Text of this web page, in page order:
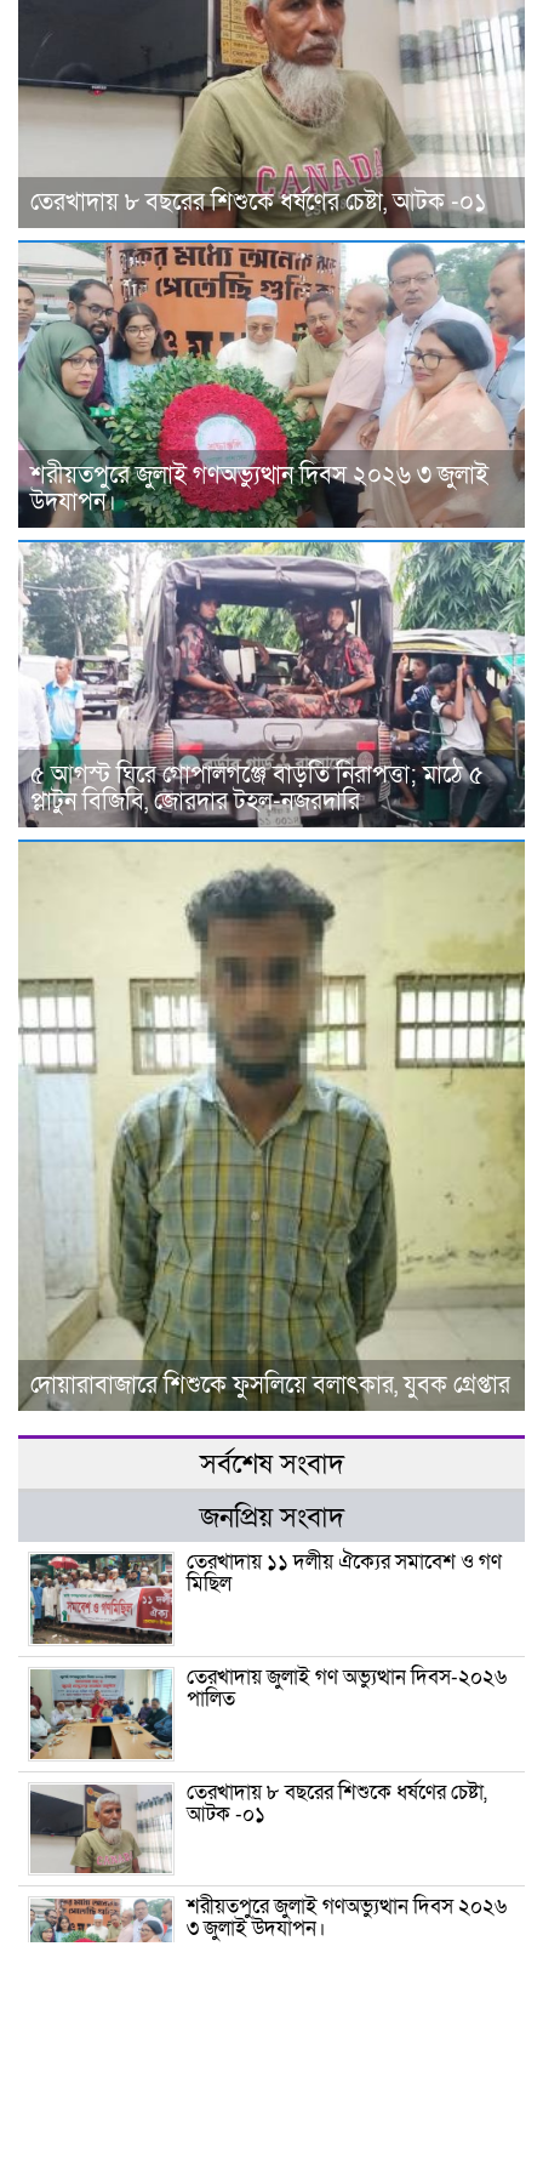
তেরখাদায় ৮ বছরের শিশুকে ধর্ষণের চেষ্টা, আটক -০১
শরীয়তপুরে জুলাই গণঅভ্যুত্থান দিবস ২০২৬ ৩ জুলাই
উদযাপন।
৫ আগস্ট ঘিরে গোপালগঞ্জে বাড়তি নিরাপত্তা; মাঠে ৫
প্লাটুন বিজিবি, জোরদার টহল-নজরদারি
দোয়ারাবাজারে শিশুকে ফুসলিয়ে বলাৎকার, যুবক গ্রেপ্তার
সর্বশেষ সংবাদ
জনপ্রিয় সংবাদ
তেরখাদায় ১১ দলীয় ঐক্যের সমাবেশ ও গণ
মিছিল
তেরখাদায় জুলাই গণ অভ্যুত্থান দিবস-২০২৬
পালিত
তেরখাদায় ৮ বছরের শিশুকে ধর্ষণের চেষ্টা,
আটক -০১
শরীয়তপুরে জুলাই গণঅভ্যুত্থান দিবস ২০২৬
৩ জুলাই উদযাপন।